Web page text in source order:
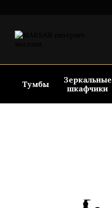
Тумбы Зеркальные
шкафчики